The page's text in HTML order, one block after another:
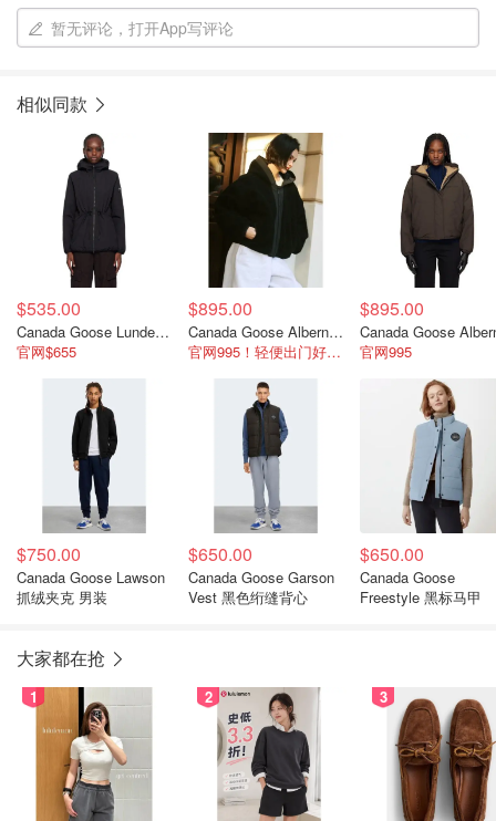
暂无评论，打开App写评论
相似同款
$535.00
Canada Goose Lundell 男士黑色夹克
官网$655
$895.00
Canada Goose Alberni 黑色羊毛外套
官网995！轻便出门好选择
$895.00
官网995
$750.00
Canada Goose Lawson
抓绒夹克 男装
$650.00
Canada Goose Garson
Vest 黑色绗缝背心
$650.00
Canada Goose
Freestyle 黑标马甲
大家都在抢
1 2 3